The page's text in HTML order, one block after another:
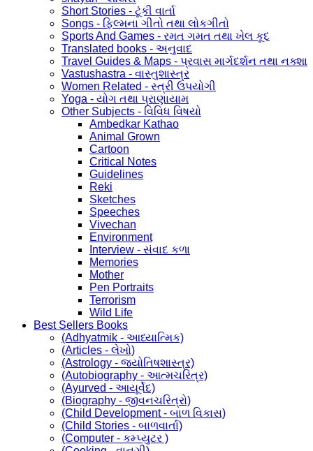
Short Stories - ટૂંકી વાર્તા
Songs - ફિલ્મના ગીતો તથા લોકગીતો
Sports And Games - રમત ગમત તથા ખેલ કૂદ
Translated books - અનુવાદ
Travel Guides & Maps - પ્રવાસ માર્ગદર્શન તથા નક્શા
Vastushastra - વાસ્તુશાસ્ત્ર
Women Related - સ્ત્રી ઉપયોગી
Yoga - યોગ તથા પ્રાણાયામ
Other Subjects - વિવિધ વિષયો
Ambedkar Kathao
Animal Grown
Cartoon
Critical Notes
Guidelines
Reki
Sketches
Speeches
Vivechan
Environment
Interview - સંવાદ કળા
Memories
Mother
Pen Portraits
Terrorism
Wild Life
Best Sellers Books
(Adhyatmik - આધ્યાત્મિક)
(Articles - લેખો)
(Astrology - જ્યોતિષશાસ્ત્ર)
(Autobiography - આત્મચરિત્ર)
(Ayurved - આયૂર્વેદ)
(Biography - જીવનચરિત્રો)
(Child Development - બાળ વિકાસ)
(Child Stories - બાળવાર્તા)
(Computer - કમ્પ્યુટર )